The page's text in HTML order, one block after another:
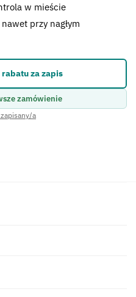
w mieście
przy nagłym
za zapis
zamówienie
a